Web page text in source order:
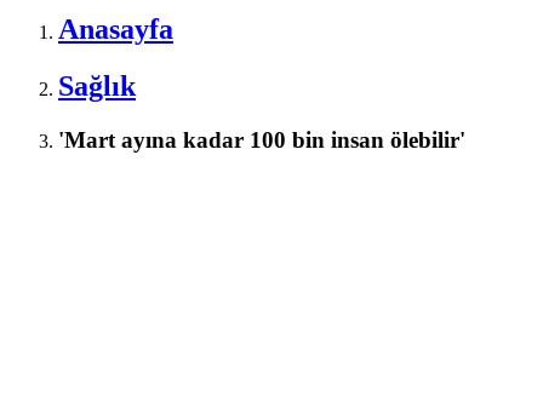
Anasayfa
Sağlık
'Mart ayına kadar 100 bin insan ölebilir'